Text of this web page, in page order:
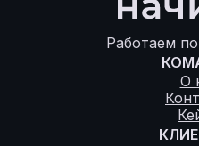
Работаем
О